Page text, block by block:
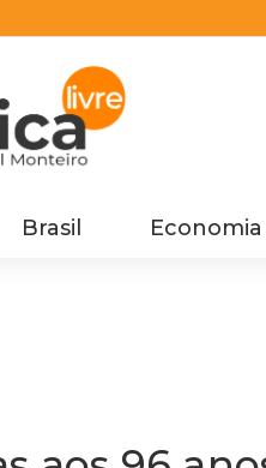
Brasil Economia